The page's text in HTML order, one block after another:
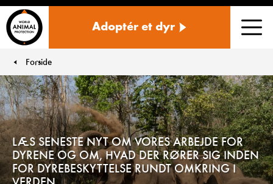
Adoptér et dyr
Forside
LÆS SENESTE NYT OM VORES ARBEJDE FOR
DYRENE OG OM, HVAD DER RØRER SIG INDEN
FOR DYREBESKYTTELSE RUNDT OMKRING I